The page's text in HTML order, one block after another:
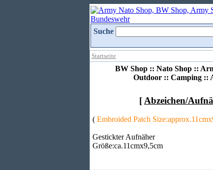
Suche
Startseite
BW Shop :: Nato Shop ::
Outdoor :: Camping ::
[ Abzeichen/
( Embroided Patch
Gestickter Aufnäher
Größe:ca.11cmx9,5cm